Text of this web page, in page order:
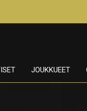
JOUKKUEET